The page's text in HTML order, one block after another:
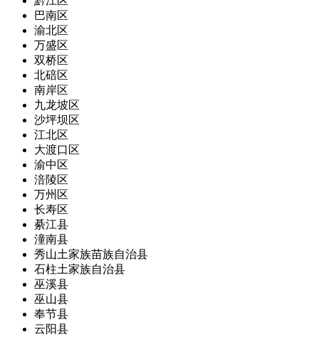
巴南区
渝北区
万盛区
双桥区
北碚区
南岸区
九龙坡区
沙坪坝区
江北区
大渡口区
渝中区
涪陵区
万州区
长寿区
綦江县
潼南县
秀山土家族苗族自治县
石柱土家族自治县
巫溪县
巫山县
奉节县
云阳县